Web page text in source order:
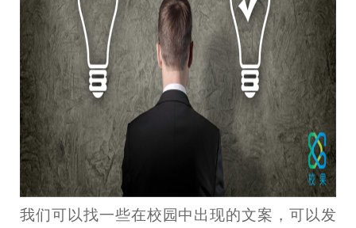
我们可以找一些在校园中出现的文案，可以发